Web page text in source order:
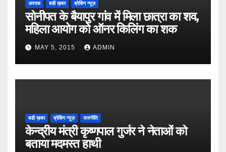
अपराध बडी ख़बर ब्रेकिंग न्यूज़
सोनीपत के बैयापुर गांव में मिला छात्रा का शव,
महिला आयोग को ऑनर किलिंग का शक
MAY 5, 2015 ADMIN
बडी ख़बर ब्रेकिंग न्यूज़ राजनीति
केन्द्रीय मंत्री कृष्णपाल गुर्जर ने नेताओं को
बताया मदमस्त हाथी